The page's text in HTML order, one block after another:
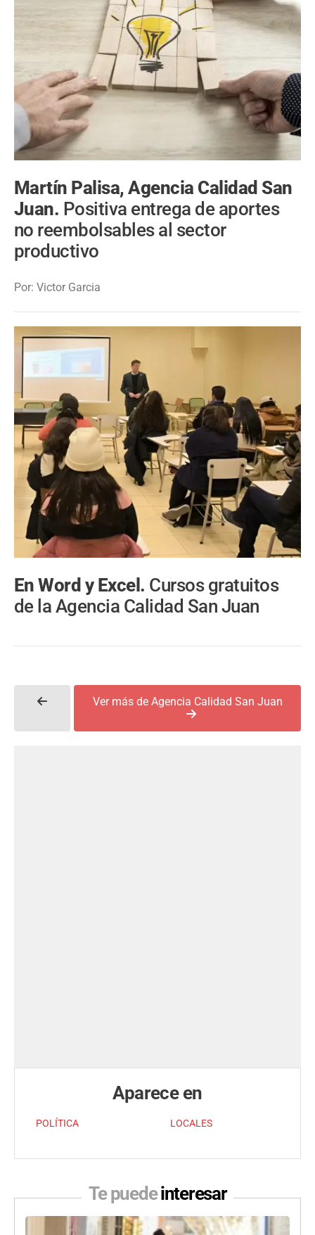
Martín Palisa, Agencia Calidad San
Juan. Positiva entrega de aportes
no reembolsables al sector
productivo
Por: Victor Garcia
En Word y Excel. Cursos gratuitos
de la Agencia Calidad San Juan
Ver más de Agencia Calidad San Juan
Aparece en
POLÍTICA LOCALES
Te puedeinteresar